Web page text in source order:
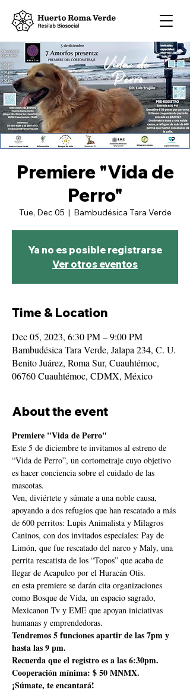
Premiere "Vida de
Perro"
Tue, Dec 05
  |
Bambudésica Tara Verde
Ya no es posible registrarse
Ver otros eventos
Time & Location
Dec 05, 2023, 6:30 PM – 9:00 PM
Bambudésica Tara Verde, Jalapa 234, C. U.
Benito Juárez, Roma Sur, Cuauhtémoc,
06760 Cuauhtémoc, CDMX, México
About the event
Premiere "Vida de Perro"
Este 5 de diciembre te invitamos al estreno de
“Vida de Perro”, un cortometraje cuyo objetivo
es hacer conciencia sobre el cuidado de las
mascotas.
Ven, diviértete y súmate a una noble causa,
apoyando a dos refugios que han rescatado a más
de 600 perritos: Lupis Animalista y Milagros
Caninos, con dos invitados especiales: Pay de
Limón, que fue rescatado del narco y Maly, una
perrita rescatista de los “Topos” que acaba de
llegar de Acapulco por el Huracán Otis.
en esta premiere se darán cita organizaciones
como Bosque de Vida, un espacio sagrado,
Mexicanon Tv y EME que apoyan iniciativas
humanas y emprendedoras.
Tendremos 5 funciones apartir de las 7pm y
hasta las 9 pm.
Recuerda que el registro es a las 6:30pm.
Cooperación mínima: $ 50 MNMX.
¡Súmate, te encantará!